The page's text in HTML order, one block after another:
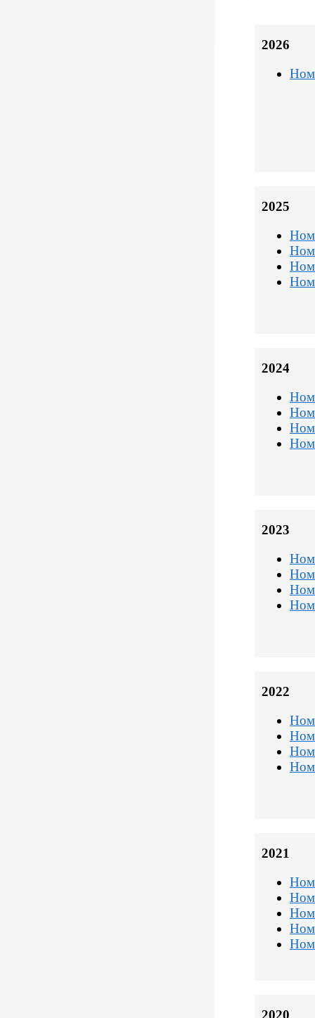
2026
2025
2024
2023
2022
2021
2020